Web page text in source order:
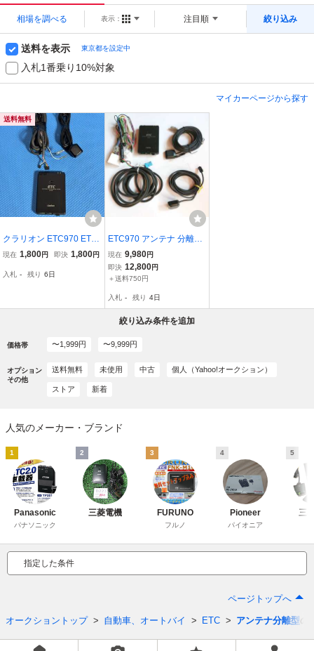
相場を調べる 表示： 注目順 絞り込み
送料を表示 東京都を設定中
入札1番乗り10%対象
マイカーページから探す
送料無料
クラリオン ETC970 ETC
アンテナ分離型
現在 1,800円 即決 1,800円
入札 - 残り 6日
ETC970 アンテナ 分離型
ETC車載器 配線 アンテナ
ケーブル クラリオン HD
DナビゲーションMAX670
現在 9,980円
即決 12,800円
＋送料750円
入札 - 残り 4日
絞り込み条件を追加
価格帯 〜1,999円 〜9,999円
オプション
その他
送料無料 未使用 中古 個人（Yahoo!オークション）
ストア 新着
人気のメーカー・ブランド
1
Panasonic
パナソニック
2
三菱電機
3
FURUNO
フルノ
4
Pioneer
パイオニア
5
三
指定した条件
ページトップへ
オークショントップ 自動車、オートバイ ETC アンテナ分離型の